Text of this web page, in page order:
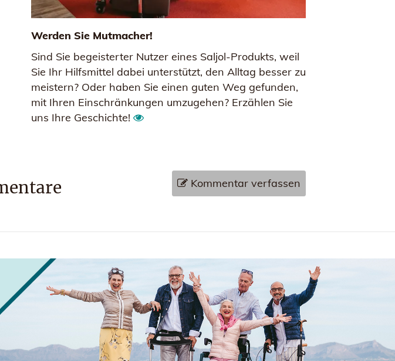
Werden Sie Mutmacher!
Sind Sie begeisterter Nutzer eines Saljol-Produkts, weil
Sie Ihr Hilfsmittel dabei unterstützt, den Alltag besser zu
meistern? Oder haben Sie einen guten Weg gefunden,
mit Ihren Einschränkungen umzugehen? Erzählen Sie
uns Ihre Geschichte!
Kommentar verfassen